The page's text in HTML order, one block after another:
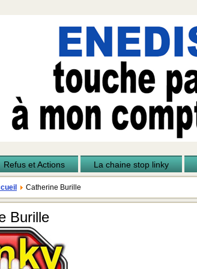
Refus et Actions La chaine stop linky
Catherine Burille
Burille